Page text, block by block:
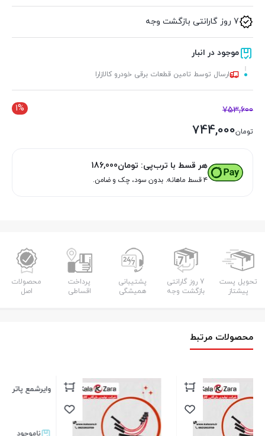
7 روز گارانتی بازگشت وجه
موجود در انبار
ارسال توسط تامین قطعات برقی خودرو کالازارا
1% 753,600
تومان744,000
هر قسط با ترب‌پی: تومان186,000
۴ قسط ماهانه. بدون سود، چک و ضامن.
تحویل پست
پیشتاز
7 روز گارانتی
بازگشت وجه
پشتیبانی
همیشگی
پرداخت
اقساطی
محصولات
اصل
محصولات مرتبط
وایرشمع پاترول 4 سیلندر کالازارا
ناموجود